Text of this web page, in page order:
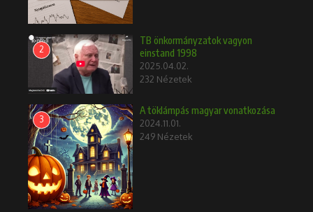
2
TB önkormányzatok vagyon
einstand 1998
2025.04.02.
232 Nézetek
3
A töklámpás magyar vonatkozása
2024.11.01.
249 Nézetek